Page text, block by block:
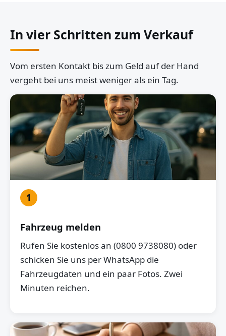
In vier Schritten zum Verkauf
Vom ersten Kontakt bis zum Geld auf der Hand
vergeht bei uns meist weniger als ein Tag.
1
Fahrzeug melden
Rufen Sie kostenlos an (0800 9738080) oder
schicken Sie uns per WhatsApp die
Fahrzeugdaten und ein paar Fotos. Zwei
Minuten reichen.